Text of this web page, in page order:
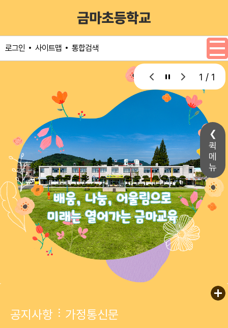
퀵
메
뉴
로그인 사이트맵 통합검색
1 / 1
공지사항 가정통신문